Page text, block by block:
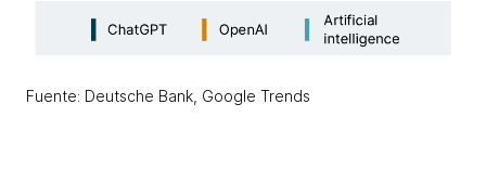
Fuente: Deutsche Bank, Google Trends